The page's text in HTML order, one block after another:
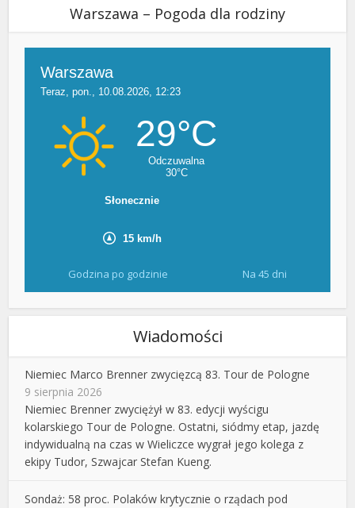
Warszawa – Pogoda dla rodziny
Godzina po godzinie Na 45 dni
Wiadomości
Niemiec Marco Brenner zwycięzcą 83. Tour de Pologne
9 sierpnia 2026
Niemiec Brenner zwyciężył w 83. edycji wyścigu
kolarskiego Tour de Pologne. Ostatni, siódmy etap, jazdę
indywidualną na czas w Wieliczce wygrał jego kolega z
ekipy Tudor, Szwajcar Stefan Kueng.
Sondaż: 58 proc. Polaków krytycznie o rządach pod